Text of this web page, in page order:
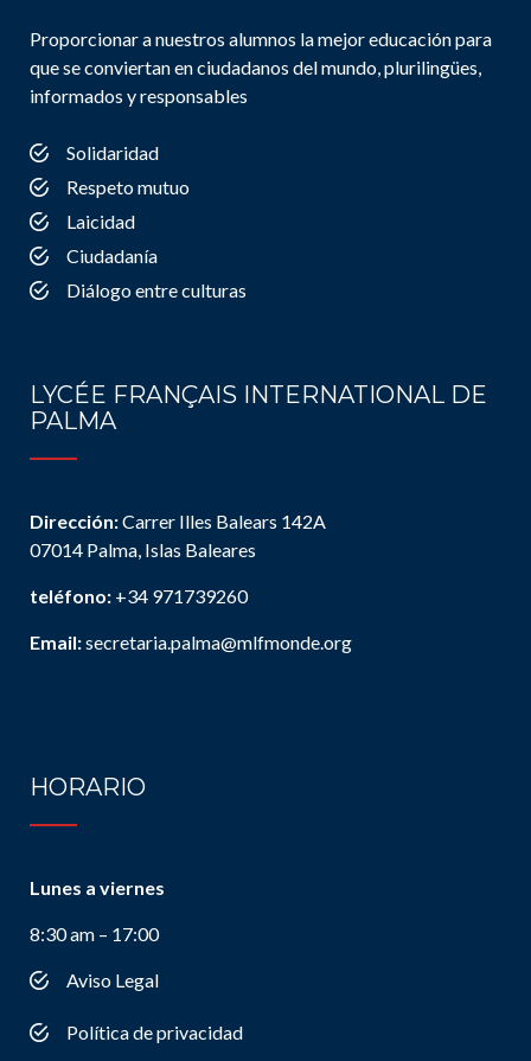
Proporcionar a nuestros alumnos la mejor educación para
que se conviertan en ciudadanos del mundo, plurilingües,
informados y responsables
Solidaridad
Respeto mutuo
Laicidad
Ciudadanía
Diálogo entre culturas
LYCÉE FRANÇAIS INTERNATIONAL DE
PALMA
Dirección:Carrer Illes Balears 142A
07014 Palma, Islas Baleares
teléfono: +34 971739260
Email:secretaria.palma@mlfmonde.org
HORARIO
Lunes a viernes
8:30 am – 17:00
Aviso Legal
Política de privacidad